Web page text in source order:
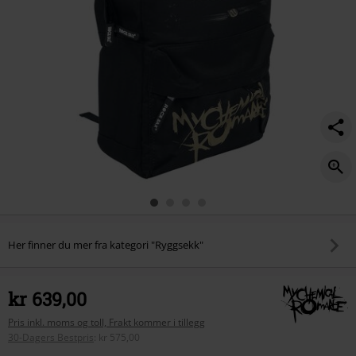
Her finner du mer fra kategori "Ryggsekk"
kr 639,00
Pris inkl. moms og toll, Frakt kommer i tillegg
30-Dagers Bestpris
kr 575,00